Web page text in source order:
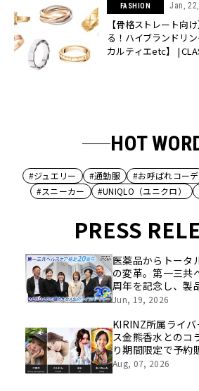
FASHION Jan,
【骨格ストレート向
る！ハイブランドリン
カルティエetc】 |
HOT
#ジュエリー #通勤服 #お呼ばれコーデ
#スニーカー
#UNIQLO（ユニクロ）
PRESS
医薬品からトータ
の変革。第一三共
周年を記念し、製
挑戦の舞台や旧社
像を公開！
Jun, 19, 2026
KIRINZ所属ライ
ス金熊香水とのコ
り期間限定で予約
Aug, 07, 2026